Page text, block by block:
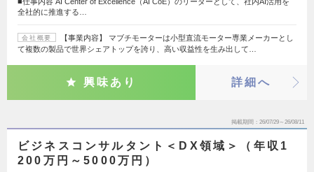
全社的に推進する…
会社概要
【事業内容】 マブチモーターは小型直流モーター専業メーカーとし
て複数の製品で世界シェアトップを誇り、高い収益性を生み出して…
興味あり 詳細へ
掲載期間 26/07/29～26/08/11
ビジネスコンサルタント＜DX領域＞（年収1
200万円～5000万円）